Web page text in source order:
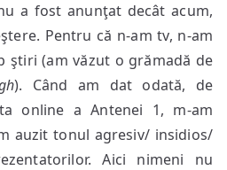
a fost anunţat decât acum,
Pentru că n-am tv, n-am
ştiri (am văzut o grămadă de
). Când am dat odată, de
online a Antenei 1, m-am
auzit tonul agresiv/ insidios/
Aici nimeni nu